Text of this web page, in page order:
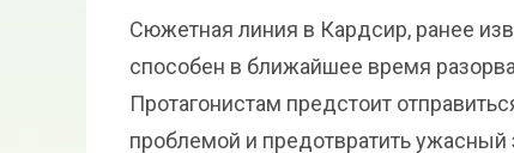
Сюжетная линия в Кардсир, ранее
способен в ближайшее время
Протагонистам предстоит
проблемой и предотвратить ужасный